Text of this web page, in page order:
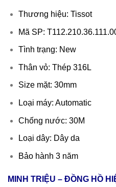
Thương hiệu: Tissot
Mã SP:
Tình trạng: New
Thân vỏ: Thép 316L
Size mặt: 30mm
Loại máy: Automatic
Chống nước: 30M
Loại dây: Dây da
Bảo hành 3 năm
MINH TRIỆU – ĐỒNG HỒ